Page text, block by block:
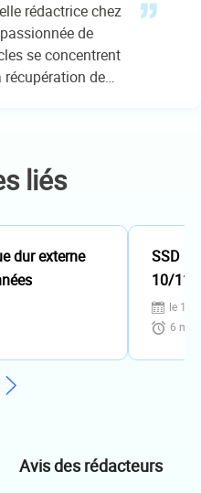
rédactrice chez
de
se concentrent
de
liés
dur externe
SSD
10/11
le 18
6 min
Avis des rédacteurs